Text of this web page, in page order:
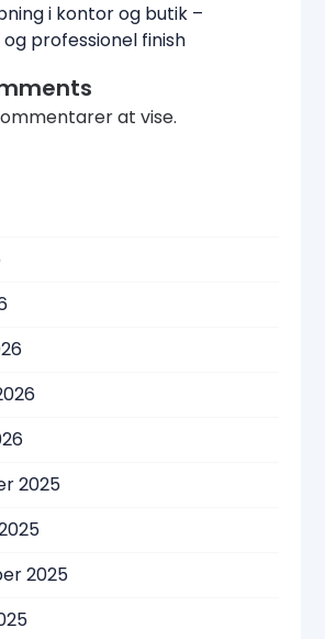
i kontor og butik –
professionel finish
at vise.
2025
2025